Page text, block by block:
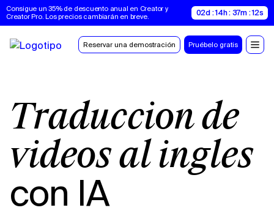
Consigue un 35% de descuento anual en Creator y
Creator Pro. Los precios cambiarán en breve.
02d : 14h : 37m : 11s
Reservar una demostración Pruébelo gratis
Traducción de
vídeos al inglés
con IA